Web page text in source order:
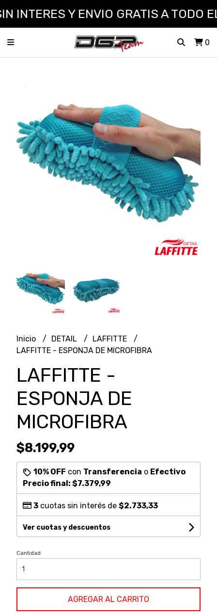
Y ENVIO GRATIS A TODO
0
Inicio DETAIL
LAFFITTE
LAFFITTE - ESPONJA DE MICROFIBRA
LAFFITTE -
ESPONJA DE
MICROFIBRA
$8.199,99
10% OFF con Transferencia o Efectivo
Precio final: $7.379,99
3cuotas sin interés de $2.733,33
Ver cuotas y descuentos
Cantidad
AGREGAR AL CARRITO